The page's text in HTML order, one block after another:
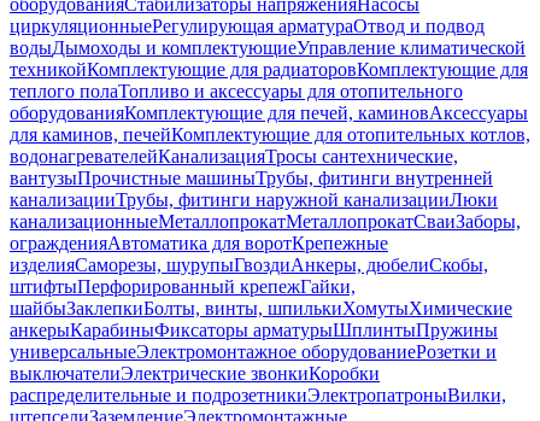
оборудованияСтабилизаторы напряженияНасосы
циркуляционныеРегулирующая арматураОтвод и подвод
водыДымоходы и комплектующиеУправление климатической
техникойКомплектующие для радиаторовКомплектующие для
теплого полаТопливо и аксессуары для отопительного
оборудованияКомплектующие для печей, каминовАксессуары
для каминов, печейКомплектующие для отопительных котлов,
водонагревателейКанализацияТросы сантехнические,
вантузыПрочистные машиныТрубы, фитинги внутренней
канализацииТрубы, фитинги наружной канализацииЛюки
канализационныеМеталлопрокатМеталлопрокатСваиЗаборы,
огражденияАвтоматика для воротКрепежные
изделияСаморезы, шурупыГвоздиАнкеры, дюбелиСкобы,
штифтыПерфорированный крепежГайки,
шайбыЗаклепкиБолты, винты, шпилькиХомутыХимические
анкерыКарабиныФиксаторы арматурыШплинтыПружины
универсальныеЭлектромонтажное оборудованиеРозетки и
выключателиЭлектрические звонкиКоробки
распределительные и подрозетникиЭлектропатроныВилки,
штепселиЗаземлениеЭлектромонтажные